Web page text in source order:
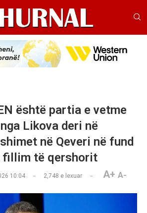
është partia e vetme
Likova deri në
në Qeveri në fund
fillim të qershorit
10:04 2,748 e lexuar A+ A-